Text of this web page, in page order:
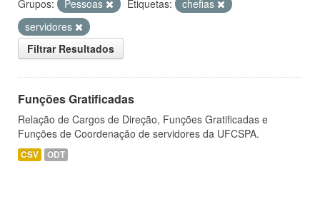
Grupos: Pessoas Etiquetas:
chefias
servidores
Filtrar Resultados
Funções Gratificadas
Relação de Cargos de Direção, Funções Gratificadas e
Funções de Coordenação de servidores da UFCSPA.
CSV ODT